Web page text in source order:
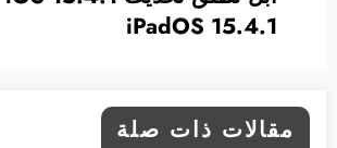
iPadOS 15.4.1
مقالات ذات صلة